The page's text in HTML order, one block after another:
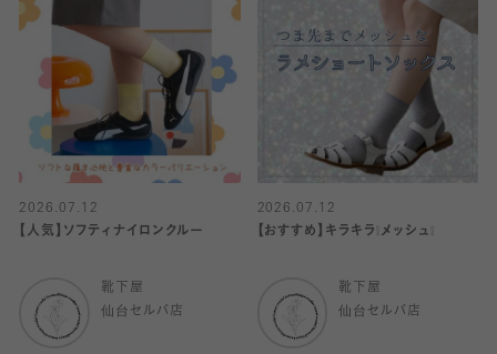
2026.07.12
【人気】ソフティナイロンクルー
靴下屋
仙台セルバ店
2026.07.12
【おすすめ】キラキラ❕メッシュ❕
靴下屋
仙台セルバ店